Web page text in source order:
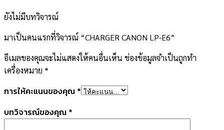
ยังไม่มีบทวิจารณ์
มาเป็นคนแรกที่วิจารณ์ “CHARGER CANON LP-E6”
อีเมลของคุณจะไม่แสดงให้คนอื่นเห็น ช่องข้อมูลจำเป็นถูกทำ
เครื่องหมาย *
การให้คะแนนของคุณ *
บทวิจารณ์ของคุณ *